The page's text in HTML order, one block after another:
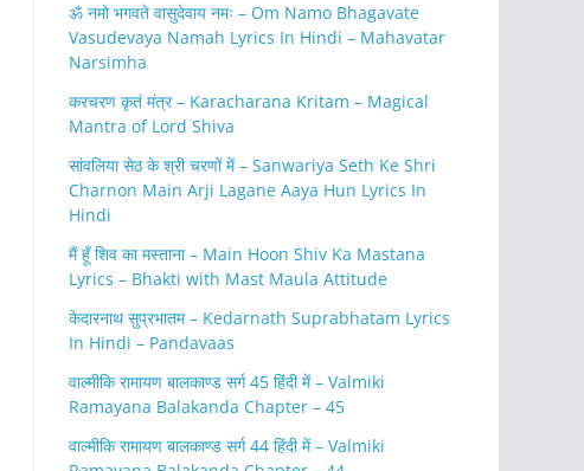
ॐ नमो भगवते वासुदेवाय नमः – Om Namo Bhagavate
Vasudevaya Namah Lyrics In Hindi – Mahavatar
Narsimha
करचरण कृतं मंत्र – Karacharana Kritam – Magical
Mantra of Lord Shiva
सांवलिया सेठ के श्री चरणों में – Sanwariya Seth Ke Shri
Charnon Main Arji Lagane Aaya Hun Lyrics In
Hindi
मैं हूँ शिव का मस्ताना – Main Hoon Shiv Ka Mastana
Lyrics – Bhakti with Mast Maula Attitude
केदारनाथ सुप्रभातम – Kedarnath Suprabhatam Lyrics
In Hindi – Pandavaas
वाल्मीकि रामायण बालकाण्ड सर्ग 45 हिंदी में – Valmiki
Ramayana Balakanda Chapter – 45
वाल्मीकि रामायण बालकाण्ड सर्ग 44 हिंदी में – Valmiki